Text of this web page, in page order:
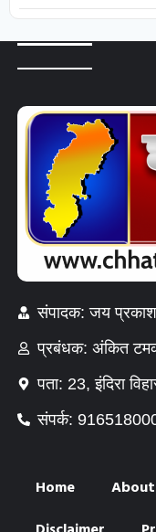
संपादक: जय प्रकाश
प्रबंधक: अंकित
पता: 23, इंदिरा
संपर्क:
Home